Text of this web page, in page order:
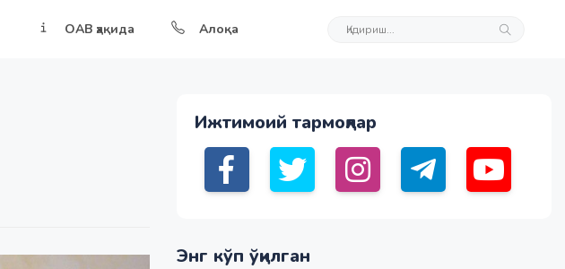
ОАВ ҳақида Алоқа
Ижтимоий тармоқлар
Энг кўп ўқилган